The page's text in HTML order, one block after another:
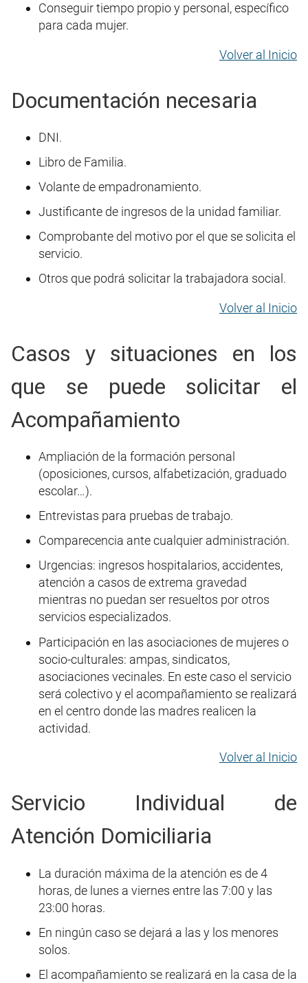
Conseguir tiempo propio y personal, específico
para cada mujer.
Volver al Inicio
Documentación necesaria
DNI.
Libro de Familia.
Volante de empadronamiento.
Justificante de ingresos de la unidad familiar.
Comprobante del motivo por el que se solicita el
servicio.
Otros que podrá solicitar la trabajadora social.
Volver al Inicio
Casos y situaciones en los
que se puede solicitar el
Acompañamiento
Ampliación de la formación personal
(oposiciones, cursos, alfabetización, graduado
escolar…).
Entrevistas para pruebas de trabajo.
Comparecencia ante cualquier administración.
Urgencias: ingresos hospitalarios, accidentes,
atención a casos de extrema gravedad
mientras no puedan ser resueltos por otros
servicios especializados.
Participación en las asociaciones de mujeres o
socio-culturales: ampas, sindicatos,
asociaciones vecinales. En este caso el servicio
será colectivo y el acompañamiento se realizará
en el centro donde las madres realicen la
actividad.
Volver al Inicio
Servicio Individual de
Atención Domiciliaria
La duración máxima de la atención es de 4
horas, de lunes a viernes entre las 7:00 y las
23:00 horas.
En ningún caso se dejará a las y los menores
solos.
El acompañamiento se realizará en la casa de la